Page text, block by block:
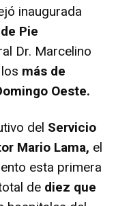
inaugurada
Pie
Dr. Marcelino
más de
Oeste.
del Servicio
Mario Lama, el
esta primera
de diez que